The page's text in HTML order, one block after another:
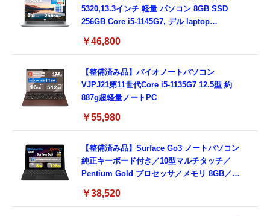
5320,13.3インチ 軽量 パソコン 8GB SSD
256GB Core i5-1145G7, デル laptop
ド付き (整備済み品)
￥46,800
【整備済み品】バイオノートパソコン
VJPJ21第11世代Core i5-1135G7 12.5型 約
887g超軽量ノートPC
￥55,980
【整備済み品】Surface Go3 ノートパソコン
純正キーボード付き／10型マルチタッチ／
Pentium Gold プロセッサ／メモリ 8GB／
Bluetooth5.0／USB-C／1080p顔認証カメラ
￥38,520